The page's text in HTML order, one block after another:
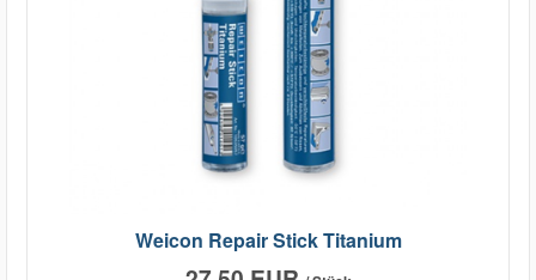
Weicon Repair Stick Titanium